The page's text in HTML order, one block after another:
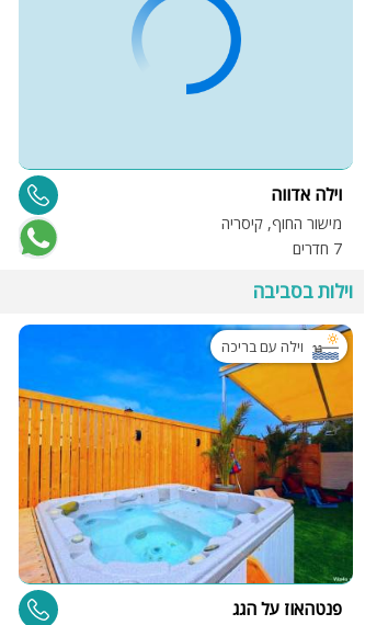
וילה אדווה
מישור החוף, קיסריה
7 חדרים
וילות בסביבה
וילה עם בריכה
פנטהאוז על הגג